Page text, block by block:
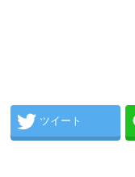
ツイート